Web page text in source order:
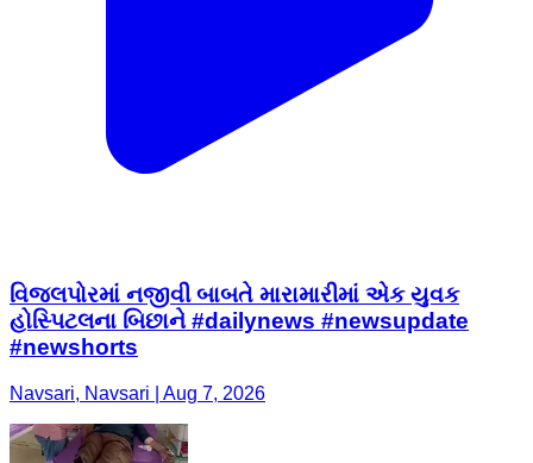
વિજલપોરમાં નજીવી બાબતે મારામારીમાં એક યુવક
હોસ્પિટલના બિછાને #dailynews #newsupdate
#newshorts
Navsari, Navsari | Aug 7, 2026